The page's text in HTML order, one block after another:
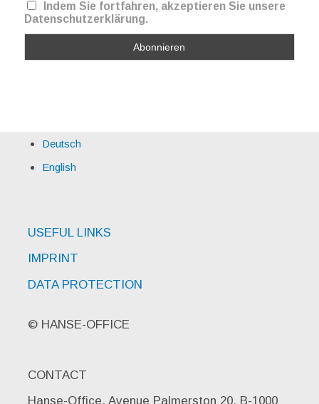
Indem Sie fortfahren, akzeptieren Sie unsere
Datenschutzerklärung.
Deutsch
English
USEFUL LINKS
IMPRINT
DATA PROTECTION
© HANSE-OFFICE
CONTACT
Hanse-Office, Avenue Palmerston 20, B-1000